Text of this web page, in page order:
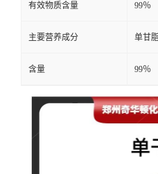
有效物质含量 99％
主要营养成分 单甘
含量 99％